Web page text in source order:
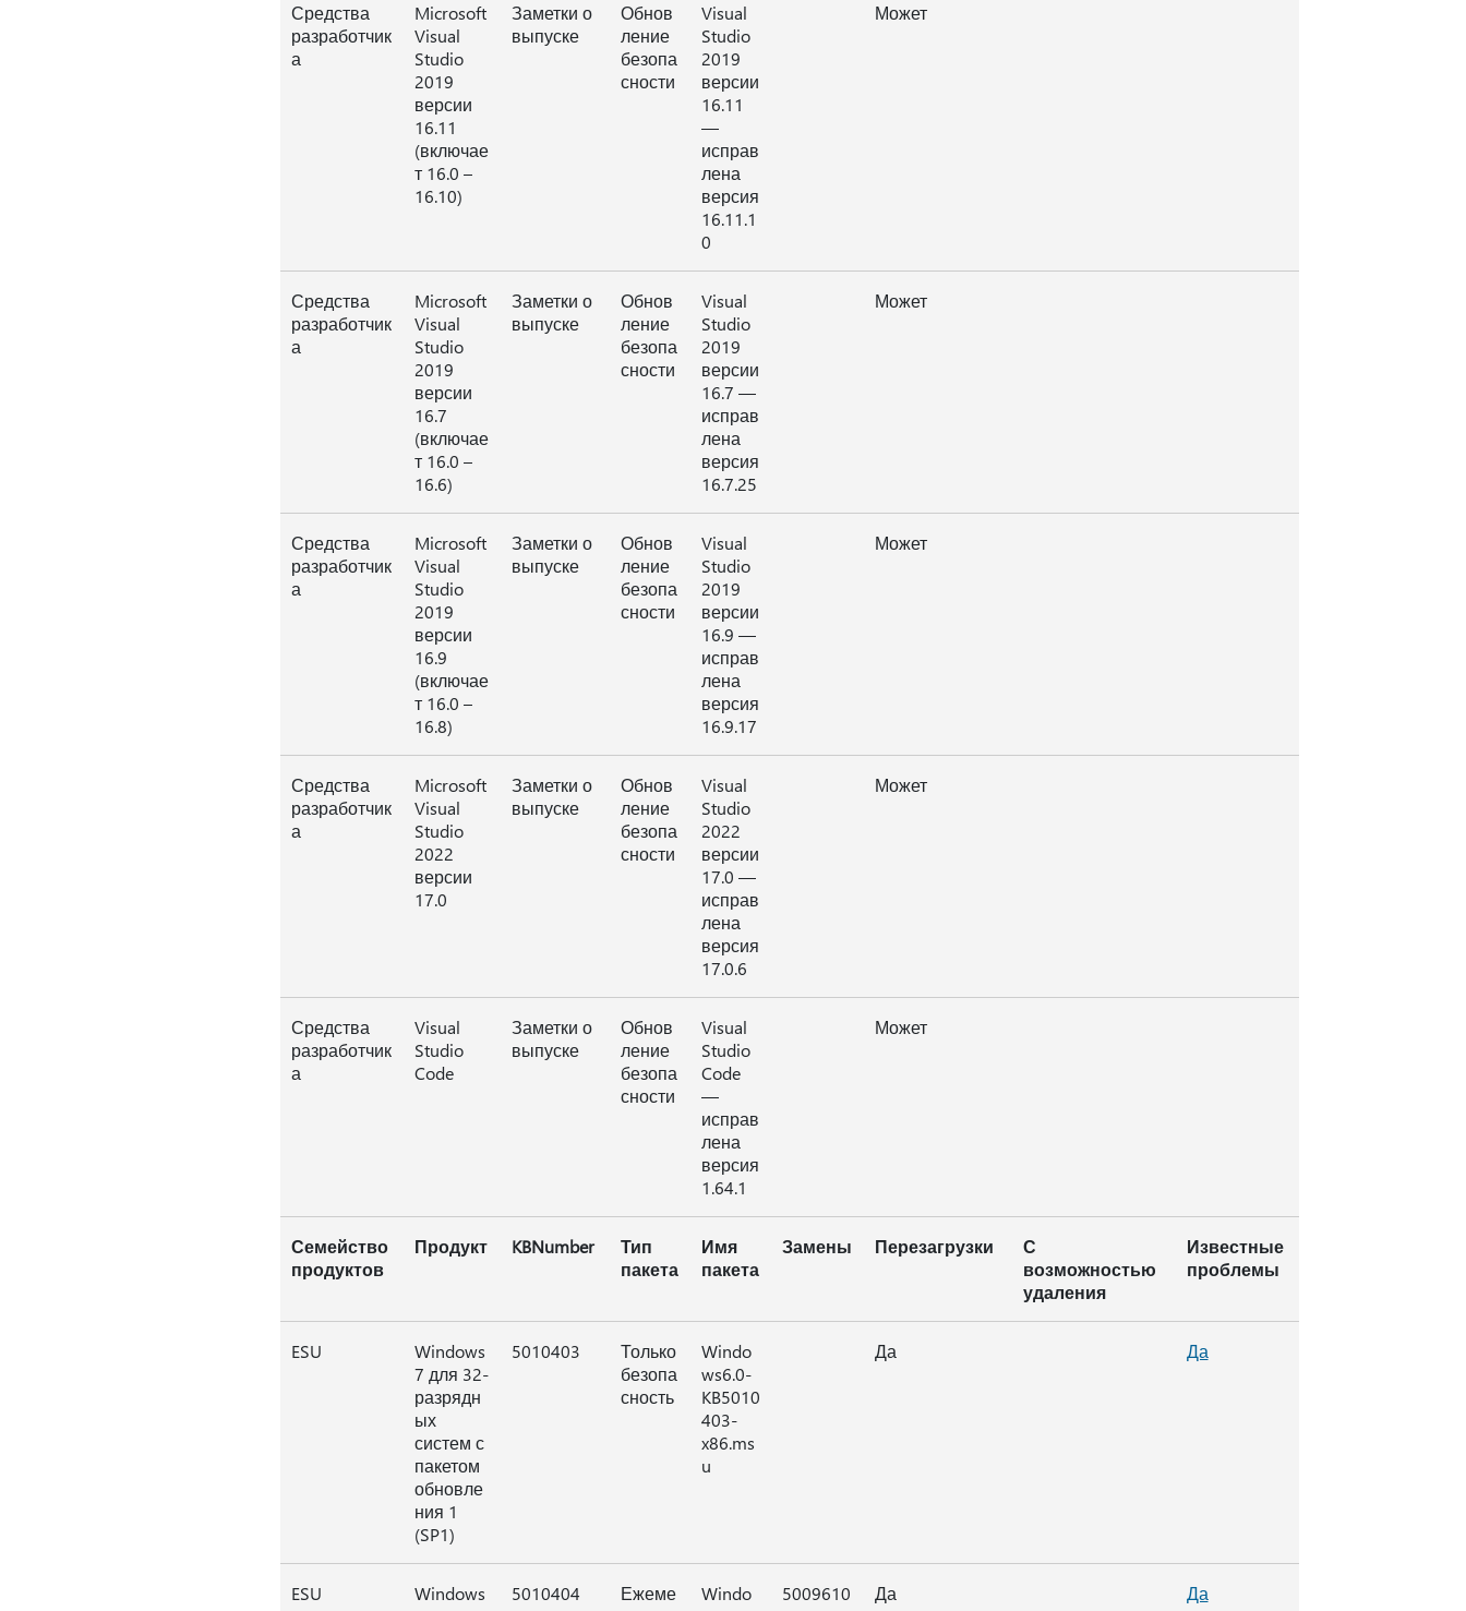
Средства
разработчик
а
Microsoft
Visual
Studio
2019
версии
16.11
(включае
т 16.0 –
16.10)
Заметки о
выпуске
Обнов
ление
безопа
сности
Visual
Studio
2019
версии
16.11
—
исправ
лена
версия
16.11.1
0
Может
Средства
разработчик
а
Microsoft
Visual
Studio
2019
версии
16.7
(включае
т 16.0 –
16.6)
Заметки о
выпуске
Обнов
ление
безопа
сности
Visual
Studio
2019
версии
16.7 —
исправ
лена
версия
16.7.25
Может
Средства
разработчик
а
Microsoft
Visual
Studio
2019
версии
16.9
(включае
т 16.0 –
16.8)
Заметки о
выпуске
Обнов
ление
безопа
сности
Visual
Studio
2019
версии
16.9 —
исправ
лена
версия
16.9.17
Может
Средства
разработчик
а
Microsoft
Visual
Studio
2022
версии
17.0
Заметки о
выпуске
Обнов
ление
безопа
сности
Visual
Studio
2022
версии
17.0 —
исправ
лена
версия
17.0.6
Может
Средства
разработчик
а
Visual
Studio
Code
Заметки о
выпуске
Обнов
ление
безопа
сности
Visual
Studio
Code
—
исправ
лена
версия
1.64.1
Может
Семейство
продуктов
Продукт KBNumber
Тип
пакета
Имя
пакета
Замены Перезагрузки
С
возможностью
удаления
Известные
проблемы
ESU
Windows
7 для 32-
разрядн
ых
систем с
пакетом
обновле
ния 1
(SP1)
5010403
Только
безопа
сность
Windo
ws6.0-
KB5010
403-
x86.ms
u
Да Да
ESU
Windows
5010404
Ежеме
Windo
5009610 Да Да